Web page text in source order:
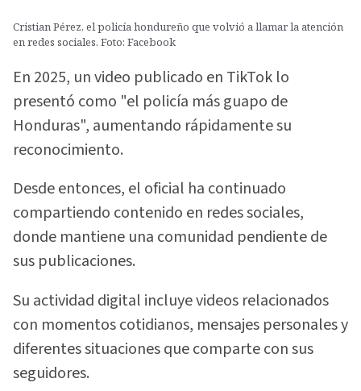
Cristian Pérez, el policía hondureño que volvió a llamar la atención
en redes sociales. Foto: Facebook
En 2025, un video publicado en TikTok lo
presentó como "el policía más guapo de
Honduras", aumentando rápidamente su
reconocimiento.
Desde entonces, el oficial ha continuado
compartiendo contenido en redes sociales,
donde mantiene una comunidad pendiente de
sus publicaciones.
Su actividad digital incluye videos relacionados
con momentos cotidianos, mensajes personales y
diferentes situaciones que comparte con sus
seguidores.